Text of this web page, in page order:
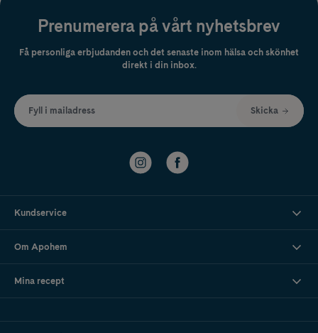
Prenumerera på vårt nyhetsbrev
Få personliga erbjudanden och det senaste inom hälsa och skönhet
direkt i din inbox.
Fyll i mailadress Skicka
Kundservice
Om Apohem
Mina recept